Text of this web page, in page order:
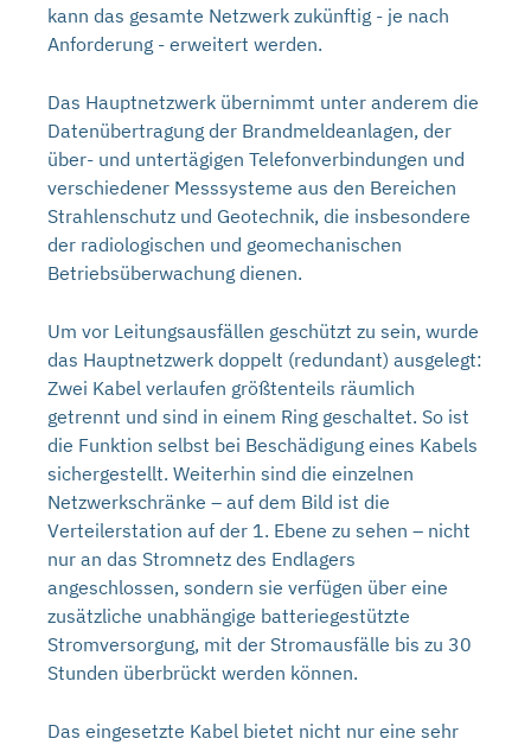
kann das gesamte Netzwerk zukünftig - je nach
Anforderung - erweitert werden.
Das Hauptnetzwerk übernimmt unter anderem die
Datenübertragung der Brandmeldeanlagen, der
über- und untertägigen Telefonverbindungen und
verschiedener Messsysteme aus den Bereichen
Strahlenschutz und Geotechnik, die insbesondere
der radiologischen und geomechanischen
Betriebsüberwachung dienen.
Um vor Leitungsausfällen geschützt zu sein, wurde
das Hauptnetzwerk doppelt (redundant) ausgelegt:
Zwei Kabel verlaufen größtenteils räumlich
getrennt und sind in einem Ring geschaltet. So ist
die Funktion selbst bei Beschädigung eines Kabels
sichergestellt. Weiterhin sind die einzelnen
Netzwerkschränke – auf dem Bild ist die
Verteilerstation auf der 1. Ebene zu sehen – nicht
nur an das Stromnetz des Endlagers
angeschlossen, sondern sie verfügen über eine
zusätzliche unabhängige batteriegestützte
Stromversorgung, mit der Stromausfälle bis zu 30
Stunden überbrückt werden können.
Das eingesetzte Kabel bietet nicht nur eine sehr